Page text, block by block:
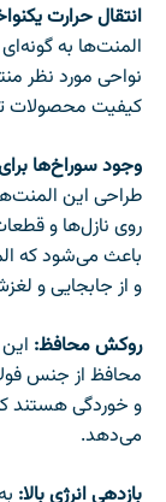
انتقال حرارت
المنت‌ها به
نواحی مورد نظر
کیفیت محصولات
وجود سوراخ‌ها
طراحی این
روی نازل‌ها و
باعث می‌شود که
و از جابجایی و
روکش محافظ:
محافظ از جنس
و خوردگی هستند
می‌دهد.
بازدهی انرژی بالا: